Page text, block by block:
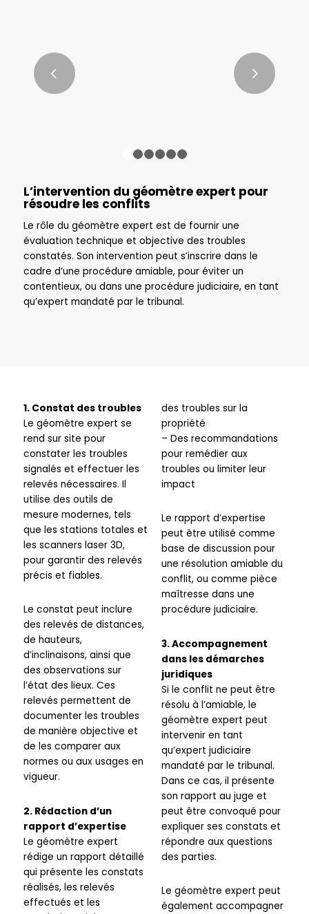
L’intervention du géomètre expert pour
résoudre les conflits
Le rôle du géomètre expert est de fournir une
évaluation technique et objective des troubles
constatés. Son intervention peut s’inscrire dans le
cadre d’une procédure amiable, pour éviter un
contentieux, ou dans une procédure judiciaire, en tant
qu’expert mandaté par le tribunal.
1. Constat des troubles
Le géomètre expert se
rend sur site pour
constater les troubles
signalés et effectuer les
relevés nécessaires. Il
utilise des outils de
mesure modernes, tels
que les stations totales et
les scanners laser 3D,
pour garantir des relevés
précis et fiables.
Le constat peut inclure
des relevés de distances,
de hauteurs,
d’inclinaisons, ainsi que
des observations sur
l’état des lieux. Ces
relevés permettent de
documenter les troubles
de manière objective et
de les comparer aux
normes ou aux usages en
vigueur.
2. Rédaction d’un
rapport d’expertise
Le géomètre expert
rédige un rapport détaillé
qui présente les constats
réalisés, les relevés
effectués et les
des troubles sur la
propriété
– Des recommandations
pour remédier aux
troubles ou limiter leur
impact
Le rapport d’expertise
peut être utilisé comme
base de discussion pour
une résolution amiable du
conflit, ou comme pièce
maîtresse dans une
procédure judiciaire.
3. Accompagnement
dans les démarches
juridiques
Si le conflit ne peut être
résolu à l’amiable, le
géomètre expert peut
intervenir en tant
qu’expert judiciaire
mandaté par le tribunal.
Dans ce cas, il présente
son rapport au juge et
peut être convoqué pour
expliquer ses constats et
répondre aux questions
des parties.
Le géomètre expert peut
également accompagner